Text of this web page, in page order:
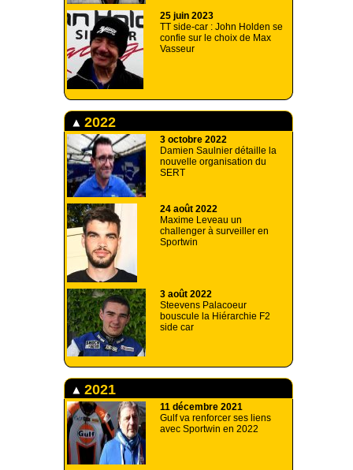
25 juin 2023
TT side-car : John Holden se
confie sur le choix de Max
Vasseur
2022
3 octobre 2022
Damien Saulnier détaille la
nouvelle organisation du
SERT
24 août 2022
Maxime Leveau un
challenger à surveiller en
Sportwin
3 août 2022
Steevens Palacoeur
bouscule la Hiérarchie F2
side car
2021
11 décembre 2021
Gulf va renforcer ses liens
avec Sportwin en 2022